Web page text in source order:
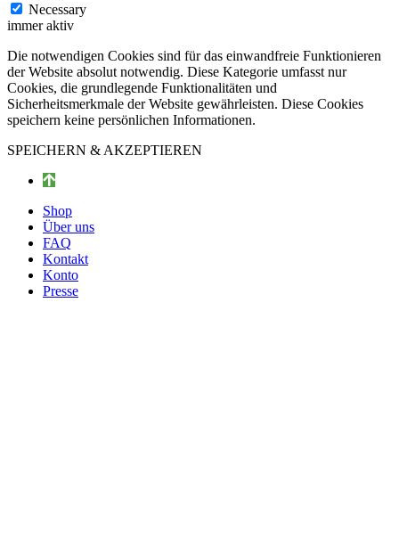
Necessary
immer aktiv
Die notwendigen Cookies sind für das einwandfreie Funktionieren
der Website absolut notwendig. Diese Kategorie umfasst nur
Cookies, die grundlegende Funktionalitäten und
Sicherheitsmerkmale der Website gewährleisten. Diese Cookies
speichern keine persönlichen Informationen.
SPEICHERN & AKZEPTIEREN
Shop
Über uns
FAQ
Kontakt
Konto
Presse